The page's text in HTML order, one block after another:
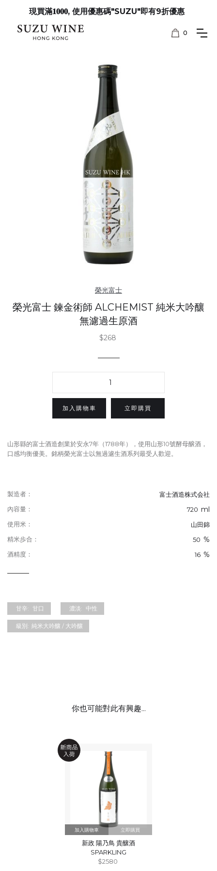
現買滿𝟏𝟎𝟎𝟎, 使用優惠碼"SUZU"即有9折優惠
0
榮光富士
榮光富士 鍊金術師 ALCHEMIST 純米大吟釀
無濾過生原酒
$268
立即購買
山形縣的富士酒造創業於安永7年（1788年），使用山形10號酵母醸酒，
口感均衡優美。銘柄榮光富士以無過濾生酒系列最受人歡迎。
製造者： 富士酒造株式会社
內容量： 720 ml
使用米： 山田錦
精米歩合： 50 %
酒精度： 16 %
甘辛: 甘口 濃淡: 中性
級別: 純米大吟釀 / 大吟釀
你也可能對此有興趣...
立即購買
新政 陽乃鳥 貴釀酒
SPARKLING
$2580